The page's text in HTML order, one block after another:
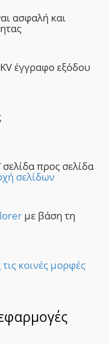
ασφαλή και
έγγραφο εξόδου
προς σελίδα
σελίδων
με βάση τη
τις κοινές μορφές